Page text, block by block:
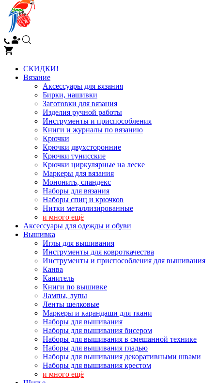
СКИДКИ!
Вязание
Аксессуары для вязания
Бирки, нашивки
Заготовки для вязания
Изделия ручной работы
Инструменты и приспособления
Книги и журналы по вязанию
Крючки
Крючки двухсторонние
Крючки тунисские
Крючки циркулярные на леске
Маркеры для вязания
Мононить, спандекс
Наборы для вязания
Наборы спиц и крючков
Нитки металлизированные
и много ещё
Аксессуары для одежды и обуви
Вышивка
Иглы для вышивания
Инструменты для ковроткачества
Инструменты и приспособления для вышивания
Канва
Канитель
Книги по вышивке
Лампы, лупы
Ленты шелковые
Маркеры и карандаши для ткани
Наборы для вышивания
Наборы для вышивания бисером
Наборы для вышивания в смешанной технике
Наборы для вышивания гладью
Наборы для вышивания декоративными швами
Наборы для вышивания крестом
и много ещё